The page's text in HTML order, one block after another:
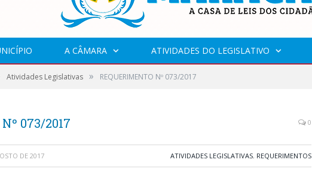
A CÂMARA ATIVIDADES DO LEGISLATIVO
Atividades Legislativas » REQUERIMENTO Nº 073/2017
073/2017 0
DE 2017 ATIVIDADES LEGISLATIVAS, REQUERIMENTOS